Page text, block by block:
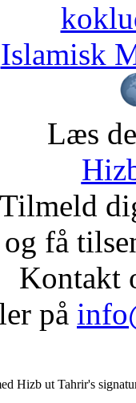
Islamisk
Læs
Tilmeld
og få
Kontakt
på
Hizb ut Tahrir's